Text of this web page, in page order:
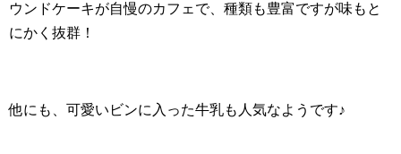
ウンドケーキが自慢のカフェで、種類も豊富ですが味もと
にかく抜群！
他にも、可愛いビンに入った牛乳も人気なようです♪